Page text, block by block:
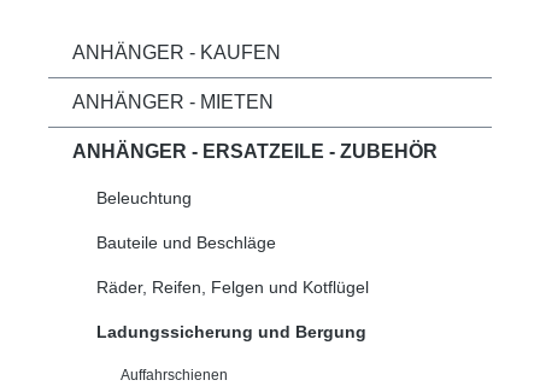
ANHÄNGER - KAUFEN
ANHÄNGER - MIETEN
ANHÄNGER - ERSATZEILE - ZUBEHÖR
Beleuchtung
Bauteile und Beschläge
Räder, Reifen, Felgen und Kotflügel
Ladungssicherung und Bergung
Auffahrschienen